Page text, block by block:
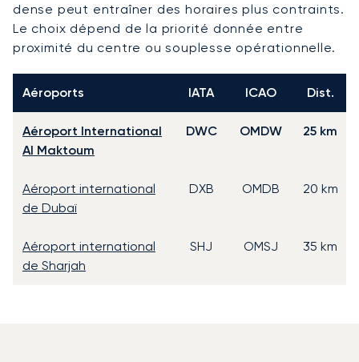
dense peut entraîner des horaires plus contraints.
Le choix dépend de la priorité donnée entre
proximité du centre ou souplesse opérationnelle.
Aéroports IATA ICAO Dist.
Aéroport International
Al Maktoum
DWC OMDW 25 km
Aéroport international
de Dubaï
DXB OMDB 20 km
Aéroport international
de Sharjah
SHJ OMSJ 35 km